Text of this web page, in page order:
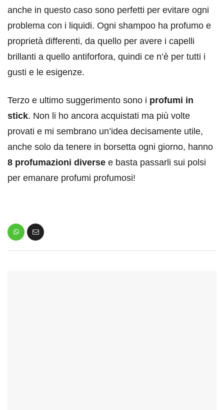
anche in questo caso sono perfetti per evitare ogni
problema con i liquidi. Ogni shampoo ha profumo e
proprietà differenti, da quello per avere i capelli
brillanti a quello antiforfora, quindi ce n’è per tutti i
gusti e le esigenze.
Terzo e ultimo suggerimento sono i profumi in
stick. Non li ho ancora acquistati ma più volte
provati e mi sembrano un’idea decisamente utile,
anche solo da tenere in borsetta ogni giorno, hanno
8 profumazioni diverse e basta passarli sui polsi
per emanare profumi profumosi!